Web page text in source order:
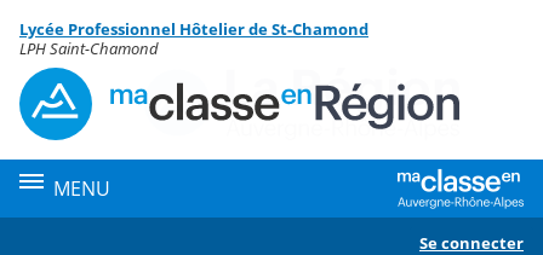
Menu de la rubrique
Contenu
Lycée Professionnel Hôtelier de St-Chamond
LPH Saint-Chamond
MENU
Se connecter